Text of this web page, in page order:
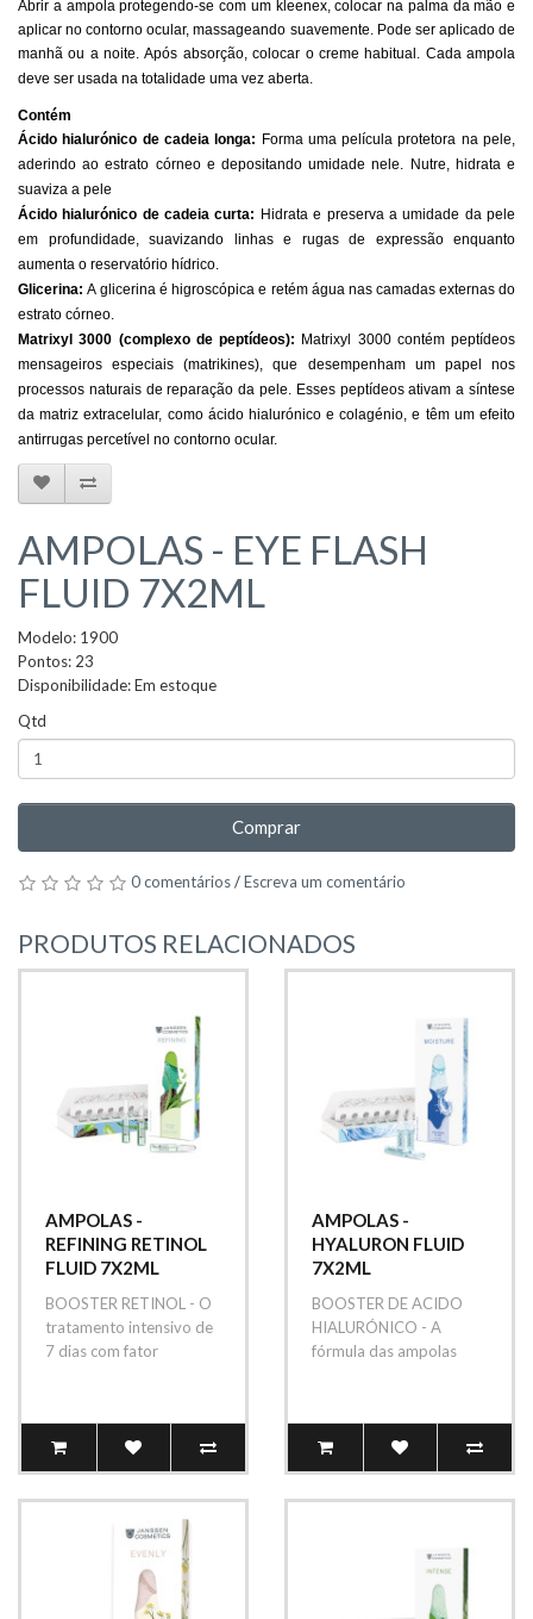
Abrir a ampola protegendo-se com um kleenex, colocar na palma da mão e
aplicar no contorno ocular, massageando suavemente. Pode ser aplicado de
manhã ou a noite.Após absorção, colocar o creme habitual. Cada ampola
deve ser usada na totalidade uma vez aberta.
Contém
Ácido hialurónico de cadeia longa: Forma uma película protetora na pele,
aderindo ao estrato córneo e depositando umidade nele. Nutre, hidrata e
suaviza a pele
Ácido hialurónico de cadeia curta: Hidrata e preserva a umidade da pele
em profundidade, suavizando linhas e rugas de expressão enquanto
aumenta o reservatório hídrico.
Glicerina:A glicerina é higroscópica e retém água nas camadas externas do
estrato córneo.
Matrixyl 3000 (complexo de peptídeos): Matrixyl 3000 contém peptídeos
mensageiros especiais (matrikines), que desempenham um papel nos
processos naturais de reparação da pele. Esses peptídeos ativam a síntese
da matriz extracelular, como ácido hialurónico e colagénio, e têm um efeito
antirrugas percetível no contorno ocular.
AMPOLAS - EYE FLASH
FLUID 7X2ML
Modelo: 1900
Pontos: 23
Disponibilidade: Em estoque
Qtd
Comprar
0 comentários/Escreva um comentário
PRODUTOS RELACIONADOS
AMPOLAS -
REFINING RETINOL
FLUID 7X2ML
BOOSTER RETINOL - O
tratamento intensivo de
7 dias com fator
AMPOLAS -
HYALURON FLUID
7X2ML
BOOSTER DE ACIDO
HIALURÓNICO - A
fórmula das ampolas